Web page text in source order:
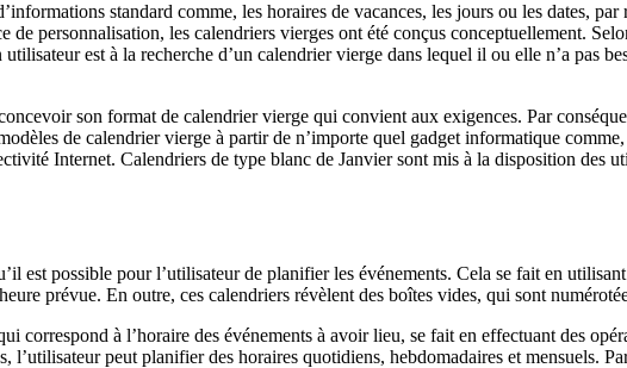
standard comme, les horaires de vacances, les jours ou les dates,
de personnalisation, les calendriers vierges ont été conçus conceptuellement.
est à la recherche d’un calendrier vierge dans lequel il ou elle n’a pas
son format de calendrier vierge qui convient aux exigences. Par
de calendrier vierge à partir de n’importe quel gadget informatique
Internet. Calendriers de type blanc de Janvier sont mis à la disposition des
est possible pour l’utilisateur de planifier les événements. Cela se fait en
prévue. En outre, ces calendriers révèlent des boîtes vides, qui sont
correspond à l’horaire des événements à avoir lieu, se fait en effectuant des
l’utilisateur peut planifier des horaires quotidiens, hebdomadaires et mensuels.